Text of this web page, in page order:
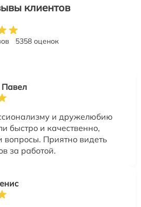
клиентов
5358 оценок
Павел
и дружелюбию
быстро и качественно,
вопросы. Приятно видеть
за работой.